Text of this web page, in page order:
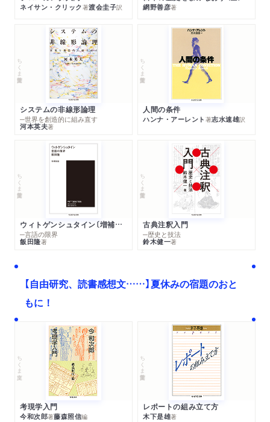
ネイサン・クリック著渡会圭子訳 網野善彦著
ちくま学芸文庫
システムの非線形論理
─世界を創造的に組み直す
河本英夫著
ちくま学芸文庫
人間の条件
ハンナ・アーレント 著志水速雄訳
ちくま学芸文庫
ウィトゲンシュタイン〔増補新版〕
─言語の限界
飯田隆著
ちくま学芸文庫
古典注釈入門
─歴史と技法
鈴木健一著
【自由研究、読書感想文……】夏休みの宿題のおと
もに！
ちくま文庫
考現学入門
今和次郎著藤森照信編
ちくま学芸文庫
レポートの組み立て方
木下是雄著